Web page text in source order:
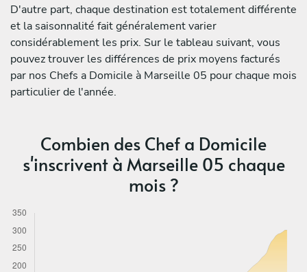
D'autre part, chaque destination est totalement différente
et la saisonnalité fait généralement varier
considérablement les prix. Sur le tableau suivant, vous
pouvez trouver les différences de prix moyens facturés
par nos Chefs a Domicile à Marseille 05 pour chaque mois
particulier de l'année.
Combien des Chef a Domicile
s'inscrivent à Marseille 05 chaque
mois ?